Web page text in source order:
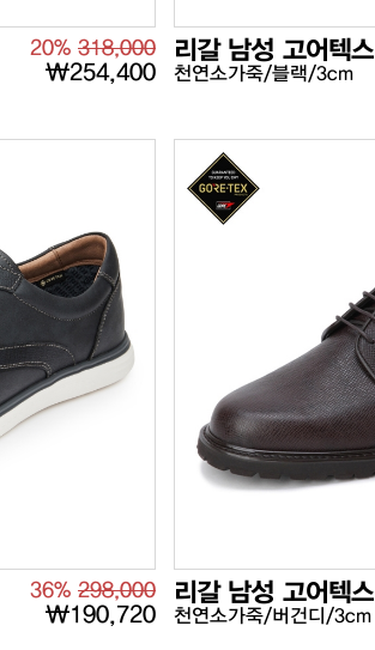
20% 318,000
₩254,400
리갈 남성 고어텍스
천연소가죽/블랙/3cm
36% 298,000
₩190,720
리갈 남성 고어텍스
천연소가죽/버건디/3cm